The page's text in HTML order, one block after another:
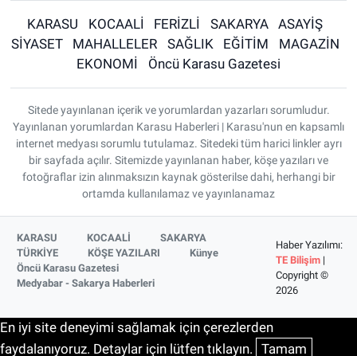
KARASU KOCAALİ FERİZLİ SAKARYA
ASAYİŞ
SİYASET
MAHALLELER SAĞLIK EĞİTİM
MAGAZİN
EKONOMİ
Öncü Karasu Gazetesi
Sitede yayınlanan içerik ve yorumlardan yazarları sorumludur.
Yayınlanan yorumlardan Karasu Haberleri | Karasu'nun en kapsamlı
internet medyası sorumlu tutulamaz. Sitedeki tüm harici linkler ayrı
bir sayfada açılır. Sitemizde yayınlanan haber, köşe yazıları ve
fotoğraflar izin alınmaksızın kaynak gösterilse dahi, herhangi bir
ortamda kullanılamaz ve yayınlanamaz
KARASU KOCAALİ
SAKARYA
TÜRKİYE
KÖŞE YAZILARI
Künye
Öncü Karasu Gazetesi
Medyabar - Sakarya Haberleri
Haber Yazılımı:
TE Bilişim|
Copyright ©
2026
En iyi site deneyimi sağlamak için çerezlerden
faydalanıyoruz. Detaylar için lütfen tıklayın. Tamam